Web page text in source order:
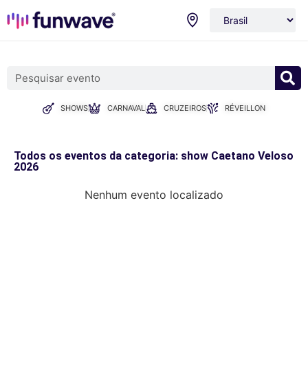
SHOWS CARNAVAL CRUZEIROS RÉVEILLON
Todos os eventos da categoria: show Caetano Veloso
2026
Nenhum evento localizado